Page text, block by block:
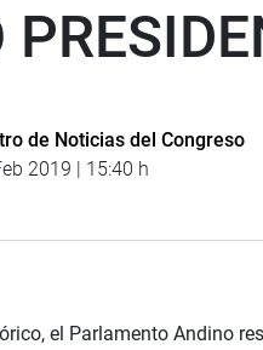
de Noticias del Congreso
2019 | 15:40 h
el Parlamento Andino